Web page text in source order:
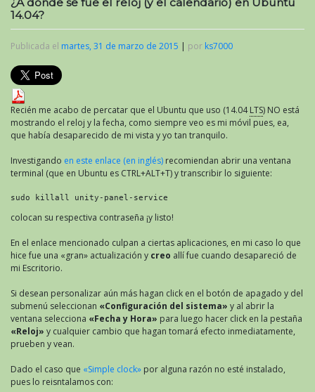
14.04?
Publicada el martes, 31 de marzo de 2015 | por ks7000
Recién me acabo de percatar que el Ubuntu que uso (14.04LTS) NO está
mostrando el reloj y la fecha, como siempre veo es mi móvil pues, ea,
que había desaparecido de mi vista y yo tan tranquilo.
Investigando en este enlace (en inglés) recomiendan abrir una ventana
terminal (que en Ubuntu es CTRL+ALT+T) y transcribir lo siguiente:
sudo killall unity-panel-service
colocan su respectiva contraseña ¡y listo!
En el enlace mencionado culpan a ciertas aplicaciones, en mi caso lo que
hice fue una «gran» actualización y creo allí fue cuando desapareció de
mi Escritorio.
Si desean personalizar aún más hagan click en el botón de apagado y del
submenú seleccionan «Configuración del sistema» y al abrir la
ventana selecciona «Fecha y Hora» para luego hacer click en la pestaña
«Reloj» y cualquier cambio que hagan tomará efecto inmediatamente,
prueben y vean.
Dado el caso que «Simple clock» por alguna razón no esté instalado,
pues lo reisntalamos con: